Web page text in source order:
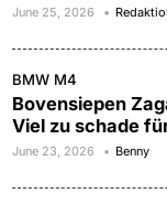
June 25, 2026
BMW M4
Bovensiepen
Viel zu schade
June 23, 2026 Benny